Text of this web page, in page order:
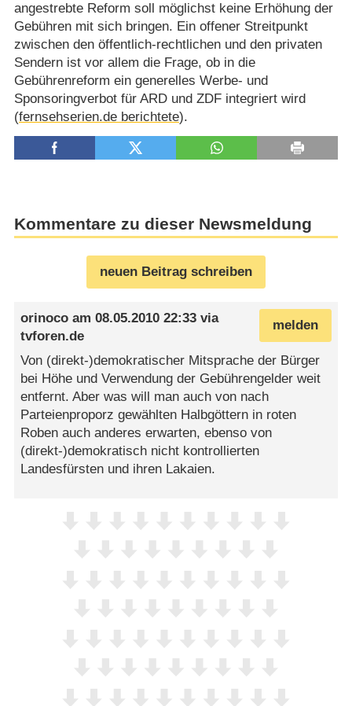
angestrebte Reform soll möglichst keine Erhöhung der
Gebühren mit sich bringen. Ein offener Streitpunkt
zwischen den öffentlich-rechtlichen und den privaten
Sendern ist vor allem die Frage, ob in die
Gebührenreform ein generelles Werbe- und
Sponsoringverbot für ARD und ZDF integriert wird
(fernsehserien.de berichtete).
Kommentare zu dieser Newsmeldung
neuen Beitrag schreiben
melden
orinoco am08.05.2010 22:33 via
tvforen.de
Von (direkt-)demokratischer Mitsprache der Bürger
bei Höhe und Verwendung der Gebührengelder weit
entfernt. Aber was will man auch von nach
Parteienproporz gewählten Halbgöttern in roten
Roben auch anderes erwarten, ebenso von
(direkt-)demokratisch nicht kontrollierten
Landesfürsten und ihren Lakaien.